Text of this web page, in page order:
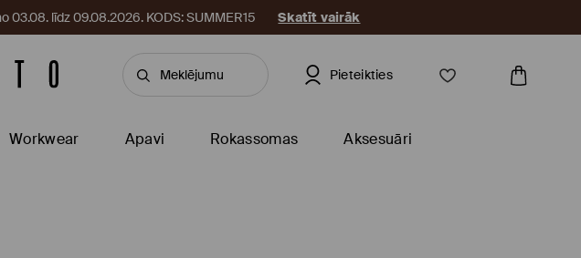
līdz 09.08.2026. KODS: SUMMER15 Skatīt vairāk
Pieteikties
Workwear Apavi Rokassomas Aksesuāri